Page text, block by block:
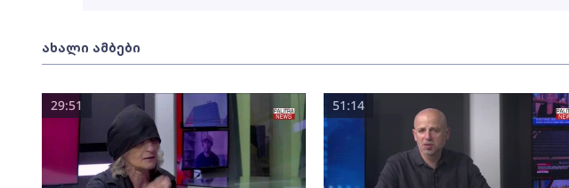
ახალი ამბები
29:51 51:14